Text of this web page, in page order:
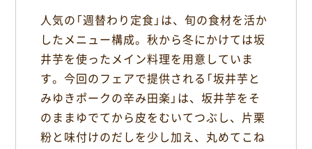
人気の「週替わり定食」は、旬の食材を活か
したメニュー構成。秋から冬にかけては坂
井芋を使ったメイン料理を用意していま
す。今回のフェアで提供される「坂井芋と
みゆきポークの辛み田楽」は、坂井芋をそ
のままゆでてから皮をむいてつぶし、片栗
粉と味付けのだしを少し加え、丸めてこね